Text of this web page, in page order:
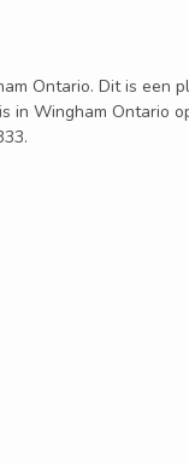
Ontario. Dit is een
Wingham Ontario